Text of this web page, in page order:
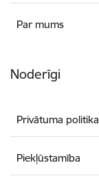
Par mums
Noderīgi
Privātuma politika
Piekļūstamība